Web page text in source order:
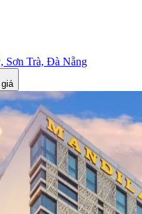
Sơn Trà, Đà Nẵng